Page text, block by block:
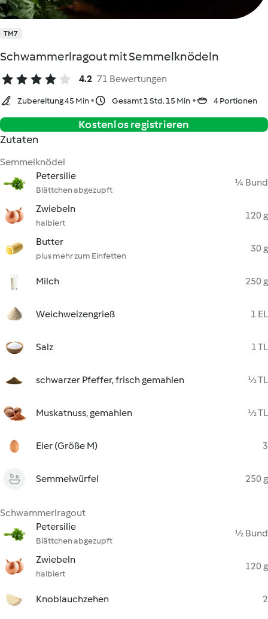
TM7
Schwammerlragout mit Semmelknödeln
4.2 71 Bewertungen
Zubereitung 45 Min Gesamt 1 Std. 15 Min 4 Portionen
Kostenlos registrieren
Zutaten
Semmelknödel
Petersilie
Blättchen abgezupft
¼ Bund
Zwiebeln
halbiert
120 g
Butter
plus mehr zum Einfetten
30 g
Milch 250 g
Weichweizengrieß 1 EL
Salz 1 TL
schwarzer Pfeffer, frisch gemahlen ½ TL
Muskatnuss, gemahlen ½ TL
Eier (Größe M) 3
Semmelwürfel 250 g
Schwammerlragout
Petersilie
Blättchen abgezupft
½ Bund
Zwiebeln
halbiert
120 g
Knoblauchzehen 2